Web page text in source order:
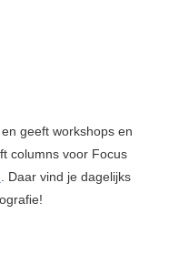
geeft workshops en
columns voor Focus
. Daar vind je dagelijks